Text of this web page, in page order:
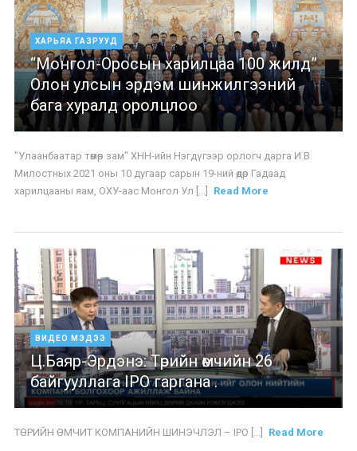
ХАРЬЯА ГАЗРУУД
“Монгол-Оросын харилцаа 100 жилд”
Олон улсын эрдэм шинжилгээний
бага хуралд оролцлоо
"Улаанбаатар төмөр зам" ХНН-ийн Нэгдүгээр орлогч дарга И.В
Милостных 2021 оны 10 дугаар сарын 19-ний өдөр Гадаад
харилцааны яам, ОХУ-аас Монгол Ул [...]
Read More
ВИДЕО МЭДЭЭ
Ц.Баяр-Эрдэнэ: Төрийн өмчийн 26
байгууллага IPO гаргана .
ТӨРИЙН ӨМЧИТ КОМПАНИЙН ШИНЭЧЛЭЛ – IPO [...] Read More